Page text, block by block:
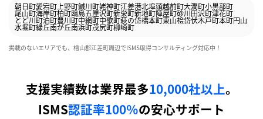
朝日町愛宕町 上野町鰔川町姥神町江差港北埠頭越前町大澗町小黒部町
尾山町海岸町柏町鴎島五厘沢町新栄町新地町陣屋町砂川田沢町津花町
とど川町泊町豊川町中網町中歌町萩の岱橋本町東山桧岱伏木戸町本町円山
水堀町緑丘南が丘南浜町茂尻町柳崎町
掲載のないエリアでも、檜山郡江差町周辺でISMS取得コンサルティング対応中！
支援実績数は業界最多10,000社以上。
ISMS認証率100％の安心サポート